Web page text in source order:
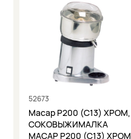
52673
Macap P200 (C13) ХРОМ,
СОКОВЫЖИМАЛКА
MACAP P200 (C13) ХРОМ